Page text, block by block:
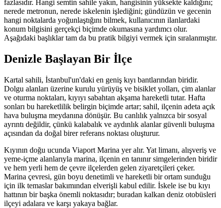
fazlasıdır. Hangi semtin sahile yakın, hangisinin yüksekte kaldığını;
nerede metronun, nerede iskelenin işlediğini; gündüzün ve gecenin
hangi noktalarda yoğunlaştığını bilmek, kullanıcının ilanlardaki
konum bilgisini gerçekçi biçimde okumasına yardımcı olur.
Aşağıdaki başlıklar tam da bu pratik bilgiyi vermek için sıralanmıştır.
Denizle Başlayan Bir İlçe
Kartal sahili, İstanbul'un'daki en geniş kıyı bantlarından biridir.
Dolgu alanları üzerine kurulu yürüyüş ve bisiklet yolları, çim alanlar
ve oturma noktaları, kıyıyı sabahtan akşama hareketli tutar. Hafta
sonları bu hareketlilik belirgin biçimde artar; sahil, ilçenin adeta açık
hava buluşma meydanına dönüşür. Bu canlılık yalnızca bir sosyal
ayrıntı değildir, çünkü kalabalık ve aydınlık alanlar güvenli buluşma
açısından da doğal birer referans noktası oluşturur.
Kıyının doğu ucunda Viaport Marina yer alır. Yat limanı, alışveriş ve
yeme-içme alanlarıyla marina, ilçenin en tanınır simgelerinden biridir
ve hem yerli hem de çevre ilçelerden gelen ziyaretçileri çeker.
Marina çevresi, gün boyu denetimli ve hareketli bir ortam sunduğu
için ilk temaslar bakımından elverişli kabul edilir. İskele ise bu kıyı
hattının bir başka önemli noktasıdır; buradan kalkan deniz otobüsleri
ilçeyi adalara ve karşı yakaya bağlar.